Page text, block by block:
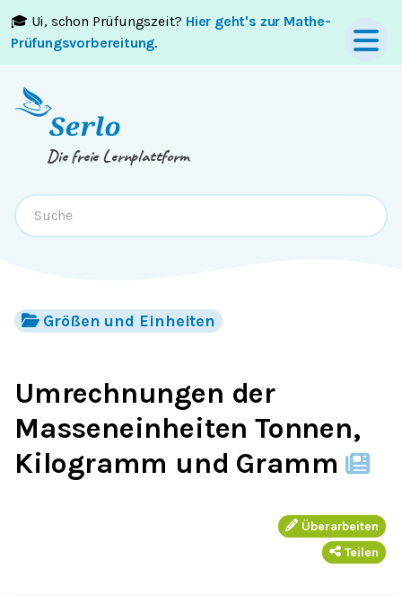
🎓 Ui, schon Prüfungszeit? Hier geht's zur Mathe-
Prüfungsvorbereitung.
Springe zumInhaltoderFooter
Die freie Lernplattform
Größen und Einheiten
Umrechnungen der
Masseneinheiten Tonnen,
Kilogramm und Gramm
Überarbeiten
Teilen